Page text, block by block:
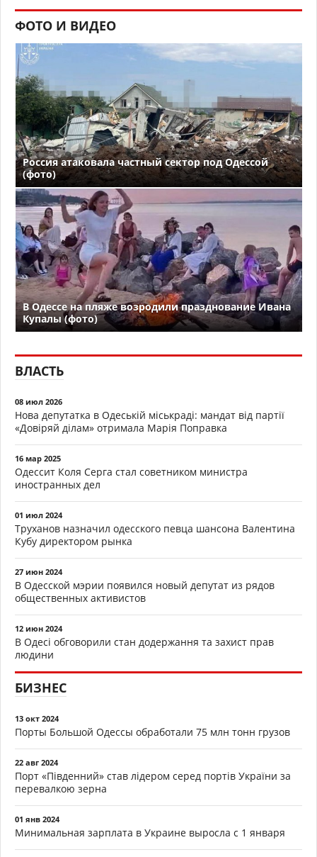
ФОТО И ВИДЕО
Россия атаковала частный сектор под Одессой
(фото)
В Одессе на пляже возродили празднование Ивана
Купалы (фото)
ВЛАСТЬ
08 июл 2026
Нова депутатка в Одеській міськраді: мандат від партії
«Довіряй ділам» отримала Марія Поправка
16 мар 2025
Одессит Коля Серга стал советником министра
иностранных дел
01 июл 2024
Труханов назначил одесского певца шансона Валентина
Кубу директором рынка
27 июн 2024
В Одесской мэрии появился новый депутат из рядов
общественных активистов
12 июн 2024
В Одесі обговорили стан додержання та захист прав
людини
БИЗНЕС
13 окт 2024
Порты Большой Одессы обработали 75 млн тонн грузов
22 авг 2024
Порт «Південний» став лідером серед портів України за
перевалкою зерна
01 янв 2024
Минимальная зарплата в Украине выросла с 1 января